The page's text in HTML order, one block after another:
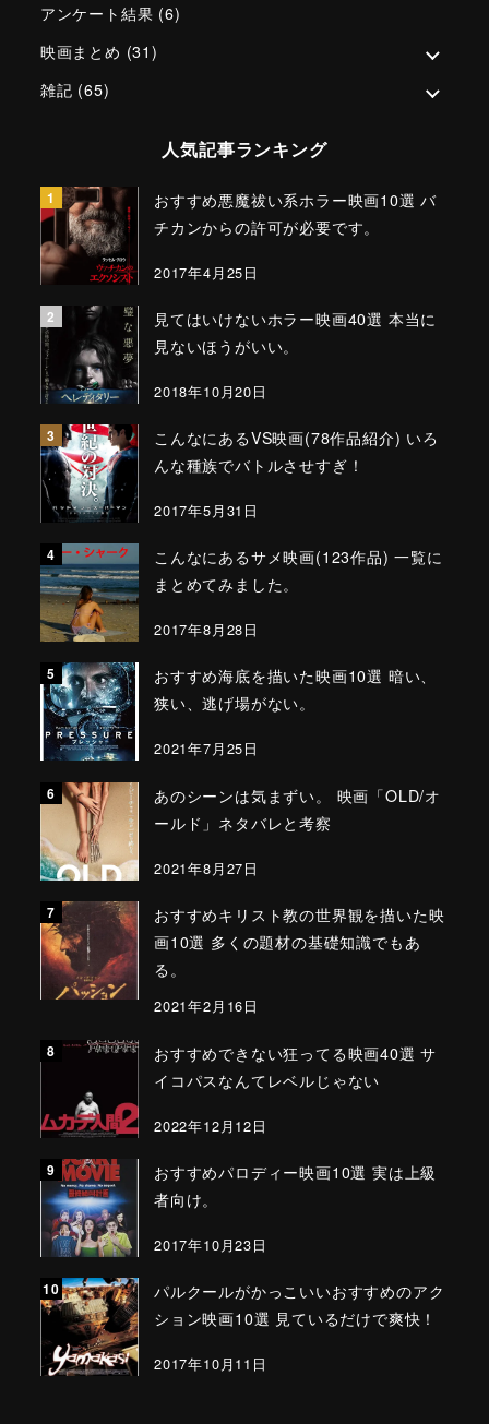
アンケート結果 (6)
映画まとめ (31)
雑記 (65)
人気記事ランキング
おすすめ悪魔祓い系ホラー映画10選 バ
チカンからの許可が必要です。
2017年4月25日
見てはいけないホラー映画40選 本当に
見ないほうがいい。
2018年10月20日
こんなにあるVS映画(78作品紹介) いろ
んな種族でバトルさせすぎ！
2017年5月31日
こんなにあるサメ映画(123作品) 一覧に
まとめてみました。
2017年8月28日
おすすめ海底を描いた映画10選 暗い、
狭い、逃げ場がない。
2021年7月25日
あのシーンは気まずい。 映画「OLD/オ
ールド」ネタバレと考察
2021年8月27日
おすすめキリスト教の世界観を描いた映
画10選 多くの題材の基礎知識でもあ
る。
2021年2月16日
おすすめできない狂ってる映画40選 サ
イコパスなんてレベルじゃない
2022年12月12日
おすすめパロディー映画10選 実は上級
者向け。
2017年10月23日
パルクールがかっこいいおすすめのアク
ション映画10選 見ているだけで爽快！
2017年10月11日